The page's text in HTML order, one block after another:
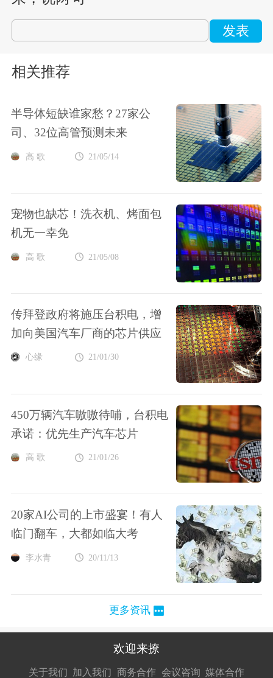
发表
相关推荐
半导体短缺谁家愁？27家公
司、32位高管预测未来
高 歌 21/05/14
宠物也缺芯！洗衣机、烤面包
机无一幸免
高 歌 21/05/08
传拜登政府将施压台积电，增
加向美国汽车厂商的芯片供应
心缘 21/01/30
450万辆汽车嗷嗷待哺，台积电
承诺：优先生产汽车芯片
高 歌 21/01/26
20家AI公司的上市盛宴！有人
临门翻车，大都如临大考
李水青 20/11/13
更多资讯
欢迎来撩
关于我们 加入我们
接扔简历
商务合作
接开聊
会议咨询 媒体合作
接开聊